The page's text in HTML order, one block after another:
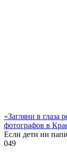
«Загляни в глаза
фотографов в
Если дети ни
049